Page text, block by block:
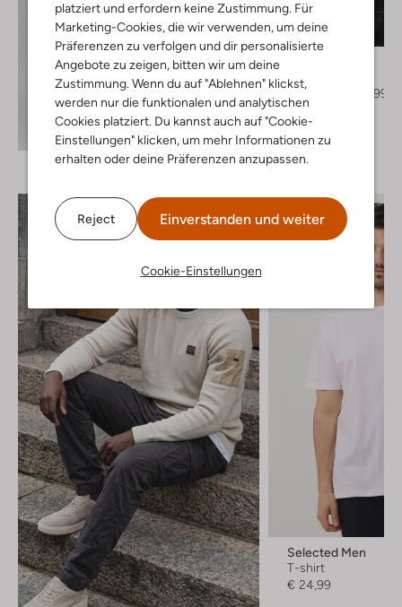
platziert und erfordern keine Zustimmung. Für
Marketing-Cookies, die wir verwenden, um deine
Präferenzen zu verfolgen und dir personalisierte
Angebote zu zeigen, bitten wir um deine
Zustimmung. Wenn du auf "Ablehnen" klickst,
werden nur die funktionalen und analytischen
Cookies platziert. Du kannst auch auf "Cookie-
Einstellungen" klicken, um mehr Informationen zu
erhalten oder deine Präferenzen anzupassen.
Reject Einverstanden und weiter
Cookie-Einstellungen
Entdecke den Look
Letzter Artikel
-30%
Jack
€ 199,95
€ 139,99
Selected Men
T-shirt
€ 24,99